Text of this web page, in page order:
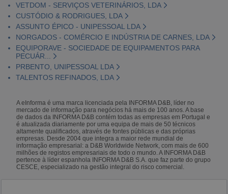
VETDOM - SERVIÇOS VETERINÁRIOS, LDA
CUSTÓDIO & RODRIGUES, LDA
ASSUNTO ÉPICO - UNIPESSOAL LDA
NORGADOS - COMÉRCIO E INDÚSTRIA DE CARNES, LDA
EQUIPORAVE - SOCIEDADE DE EQUIPAMENTOS PARA
PECUÁR...
PRBENTO, UNIPESSOAL LDA
TALENTOS REFINADOS, LDA
A eInforma é uma marca licenciada pela INFORMA D&B, líder no
mercado de informação para negócios há mais de 100 anos. A base
de dados da INFORMA D&B contém todas as empresas em Portugal e
é atualizada diariamente por uma equipa de mais de 50 técnicos
altamente qualificados, através de fontes públicas e das próprias
empresas. Desde 2004 que integra a maior rede mundial de
informação empresarial: a D&B Worldwide Network, com mais de 600
milhões de registos empresariais de todo o mundo. A INFORMA D&B
pertence à líder espanhola INFORMA D&B S.A. que faz parte do grupo
CESCE, especializado na gestão integral do risco comercial.